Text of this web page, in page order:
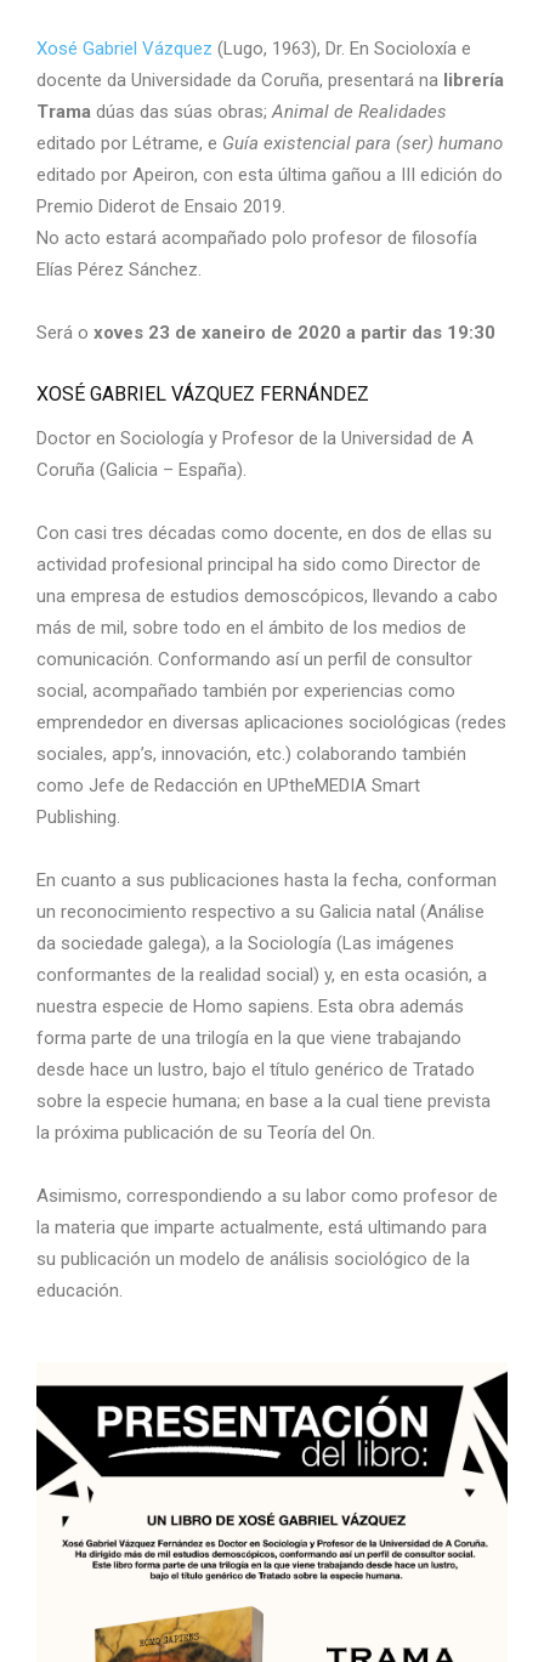
Xosé Gabriel Vázquez (Lugo, 1963), Dr. En Socioloxía e
docente da Universidade da Coruña, presentará na librería
Trama dúas das súas obras;Animal de Realidades
editado por Létrame, e Guía existencial para (ser) humano
editado por Apeiron, con esta última gañou a III edición do
Premio Diderot de Ensaio 2019.
No acto estará acompañado polo profesor de filosofía
Elías Pérez Sánchez.
Será o xoves 23 de xaneiro de 2020 a partir das 19:30
XOSÉ GABRIEL VÁZQUEZ FERNÁNDEZ
Doctor en Sociología y Profesor de la Universidad de A
Coruña (Galicia – España).
Con casi tres décadas como docente, en dos de ellas su
actividad profesional principal ha sido como Director de
una empresa de estudios demoscópicos, llevando a cabo
más de mil, sobre todo en el ámbito de los medios de
comunicación. Conformando así un perfil de consultor
social, acompañado también por experiencias como
emprendedor en diversas aplicaciones sociológicas (redes
sociales, app’s, innovación, etc.) colaborando también
como Jefe de Redacción en UPtheMEDIA Smart
Publishing.
En cuanto a sus publicaciones hasta la fecha, conforman
un reconocimiento respectivo a su Galicia natal (Análise
da sociedade galega), a la Sociología (Las imágenes
conformantes de la realidad social) y, en esta ocasión, a
nuestra especie de Homo sapiens. Esta obra además
forma parte de una trilogía en la que viene trabajando
desde hace un lustro, bajo el título genérico de Tratado
sobre la especie humana; en base a la cual tiene prevista
la próxima publicación de su Teoría del On.
Asimismo, correspondiendo a su labor como profesor de
la materia que imparte actualmente, está ultimando para
su publicación un modelo de análisis sociológico de la
educación.